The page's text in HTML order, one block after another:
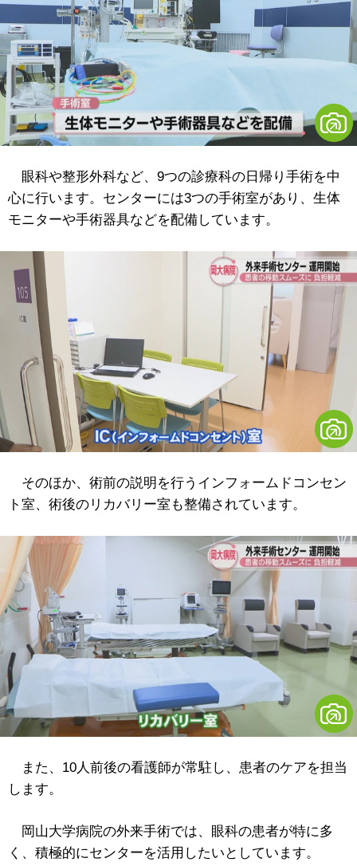
眼科や整形外科など、9つの診療科の日帰り手術を中
心に行います。センターには3つの手術室があり、生体
モニターや手術器具などを配備しています。
そのほか、術前の説明を行うインフォームドコンセン
ト室、術後のリカバリー室も整備されています。
また、10人前後の看護師が常駐し、患者のケアを担当
します。
岡山大学病院の外来手術では、眼科の患者が特に多
く、積極的にセンターを活用したいとしています。